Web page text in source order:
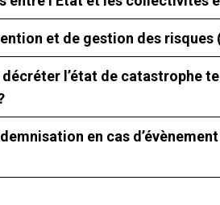
et de gestion des risques
l’état de catastrophe
en cas